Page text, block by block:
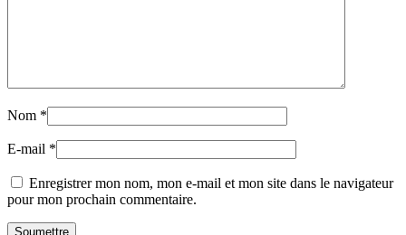
Nom *
E-mail *
Enregistrer mon nom, mon e-mail et mon site dans le navigateur
pour mon prochain commentaire.